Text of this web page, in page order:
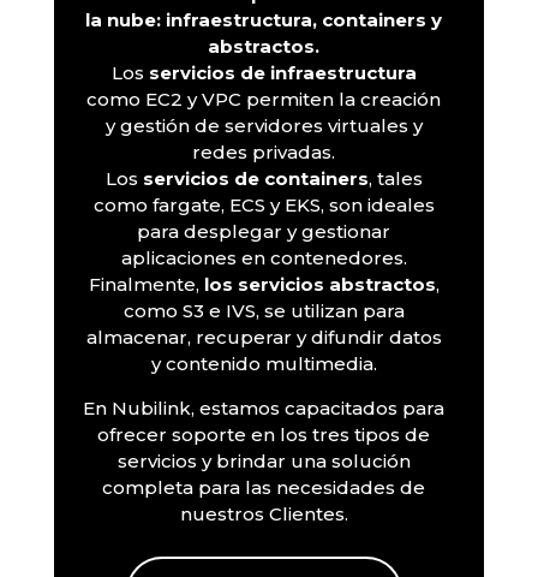
la nube: infraestructura, containers y
abstractos.
Los servicios de infraestructura
como EC2 y VPC permiten la creación
y gestión de servidores virtuales y
redes privadas.
Los servicios de containers, tales
como fargate, ECS y EKS, son ideales
para desplegar y gestionar
aplicaciones en contenedores.
Finalmente, los servicios abstractos,
como S3 e IVS, se utilizan para
almacenar, recuperar y difundir datos
y contenido multimedia.
En Nubilink, estamos capacitados para
ofrecer soporte en los tres tipos de
servicios y brindar una solución
completa para las necesidades de
nuestros Clientes.